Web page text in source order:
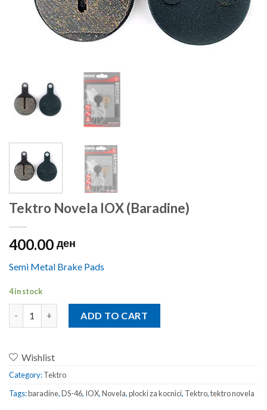
Tektro Novela IOX (Baradine)
400.00 ден
Semi Metal Brake Pads
4 in stock
ADD TO CART
Wishlist
Category:Tektro
Tags:baradine,DS-46, IOX,Novela,plocki za kocnici, Tektro,tektro novela